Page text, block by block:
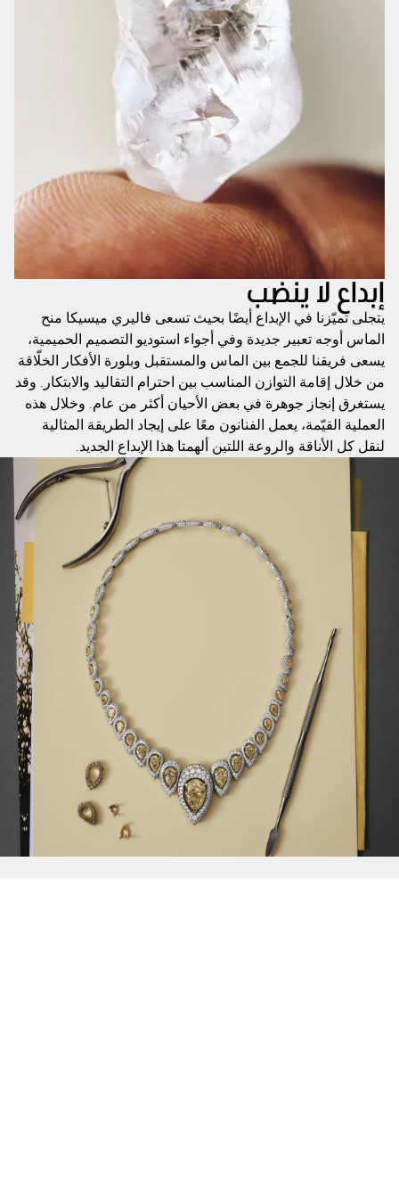
إبداع لا ينضب
يتجلى تميّزنا في الإبداع أيضًا بحيث تسعى فاليري ميسيكا منح
الماس أوجه تعبير جديدة وفي أجواء استوديو التصميم الحميمية،
يسعى فريقنا للجمع بين الماس والمستقبل وبلورة الأفكار الخلّاقة
من خلال إقامة التوازن المناسب بين احترام التقاليد والابتكار. وقد
يستغرق إنجاز جوهرة في بعض الأحيان أكثر من عام. وخلال هذه
العملية القيّمة، يعمل الفنانون معًا على إيجاد الطريقة المثالية
لنقل كل الأناقة والروعة اللتين ألهمتا هذا الإبداع الجديد.